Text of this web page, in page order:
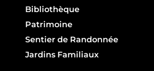
Bibliothèque
Patrimoine
Sentier de Randonnée
Jardins Familiaux